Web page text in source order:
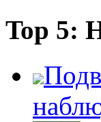
Top 5: